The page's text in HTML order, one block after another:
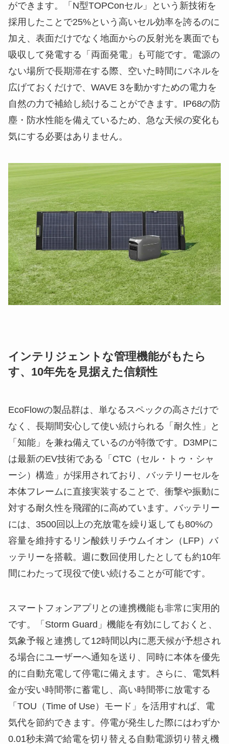
ができます。「N型TOPConセル」という新技術を
採用したことで25%という高いセル効率を誇るのに
加え、表面だけでなく地面からの反射光を裏面でも
吸収して発電する「両面発電」も可能です。電源の
ない場所で長期滞在する際、空いた時間にパネルを
広げておくだけで、WAVE 3を動かすための電力を
自然の力で補給し続けることができます。IP68の防
塵・防水性能を備えているため、急な天候の変化も
気にする必要はありません。
インテリジェントな管理機能がもたら
す、10年先を見据えた信頼性
EcoFlowの製品群は、単なるスペックの高さだけで
なく、長期間安心して使い続けられる「耐久性」と
「知能」を兼ね備えているのが特徴です。D3MPに
は最新のEV技術である「CTC（セル・トゥ・シャ
ーシ）構造」が採用されており、バッテリーセルを
本体フレームに直接実装することで、衝撃や振動に
対する耐久性を飛躍的に高めています。バッテリー
には、3500回以上の充放電を繰り返しても80%の
容量を維持するリン酸鉄リチウムイオン（LFP）バ
ッテリーを搭載。週に数回使用したとしても約10年
間にわたって現役で使い続けることが可能です。
スマートフォンアプリとの連携機能も非常に実用的
です。「Storm Guard」機能を有効にしておくと、
気象予報と連携して12時間以内に悪天候が予想され
る場合にユーザーへ通知を送り、同時に本体を優先
的に自動充電して停電に備えます。さらに、電気料
金が安い時間帯に蓄電し、高い時間帯に放電する
「TOU（Time of Use）モード」を活用すれば、電
気代を節約できます。停電が発生した際にはわずか
0.01秒未満で給電を切り替える自動電源切り替え機